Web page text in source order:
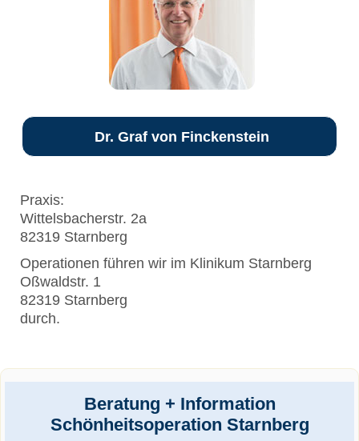
Dr. Graf von Finckenstein
Praxis:
Wittelsbacherstr. 2a
82319 Starnberg
Operationen führen wir im Klinikum Starnberg
Oßwaldstr. 1
82319 Starnberg
durch.
Beratung + Information
Schönheitsoperation Starnberg